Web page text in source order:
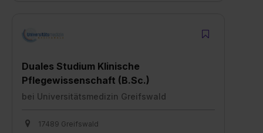
Duales Studium Klinische
Pflegewissenschaft (B.Sc.)
bei Universitätsmedizin Greifswald
17489 Greifswald